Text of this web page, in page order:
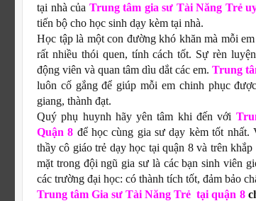
tại nhà của Trung tâm gia sư Tài Năng Trẻ
tiến bộ cho học sinh dạy kèm tại nhà.
Học tập là một con đường khó khăn mà mỗi
rất nhiều thói quen, tính cách tốt. Sự rèn
động viên và quan tâm dìu dắt các em. Trung
luôn cố gắng để giúp mỗi em chinh phục
giang, thành đạt.
Quý phụ huynh hãy yên tâm khi đến với
Quận 8 để học cùng gia sư dạy kèm tốt
thầy cô giáo trẻ dạy học tại quận 8 và trên
mặt trong đội ngũ gia sư là các bạn sinh viên
các trường đại học: có thành tích tốt, đảm bảo
Trung tâm Gia sư Tài Năng Trẻ tại quận 8